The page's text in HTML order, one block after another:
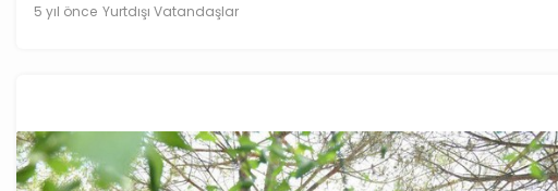
5 yıl önce Yurtdışı Vatandaşlar